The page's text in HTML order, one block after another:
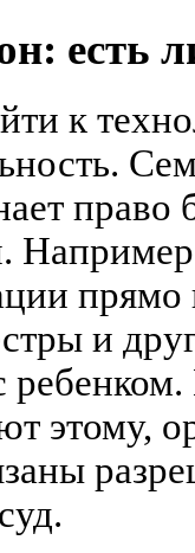
есть
к
прямо
и
этому,